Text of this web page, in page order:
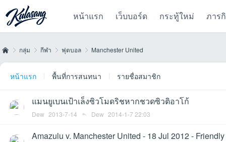
หน้าแรก เว็บบอร์ด กระทู้ใหม่ ภาร
กลุ่ม กีฬา ฟุตบอล Manchester United
หน้าแรก พื้นที่การสนทนา รายชื่อสมาชิก
แมนยูเบนเป้าเล็งซิวโมดริชหากชวดซิวติอาโก้
Dew 2013-7-14 Dew 2014-1-7 22:03
Amazulu v. Manchester United - 18 Jul 2012 - Friendly